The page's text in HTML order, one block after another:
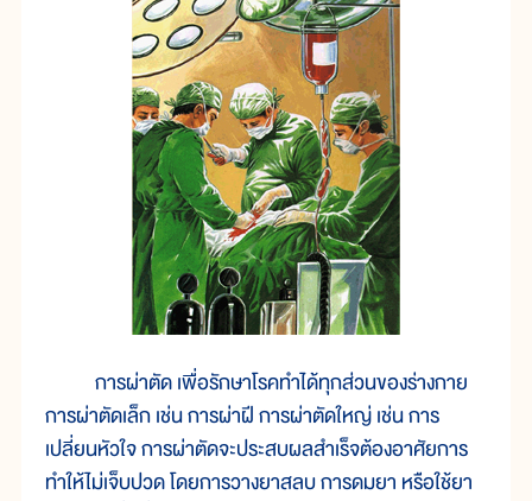
การผ่าตัด เพื่อรักษาโรคทำได้ทุกส่วนของร่างกาย
การผ่าตัดเล็ก เช่น การผ่าฝี การผ่าตัดใหญ่ เช่น การ
เปลี่ยนหัวใจ การผ่าตัดจะประสบผลสำเร็จต้องอาศัยการ
ทำให้ไม่เจ็บปวด โดยการวางยาสลบ การดมยา หรือใช้ยา